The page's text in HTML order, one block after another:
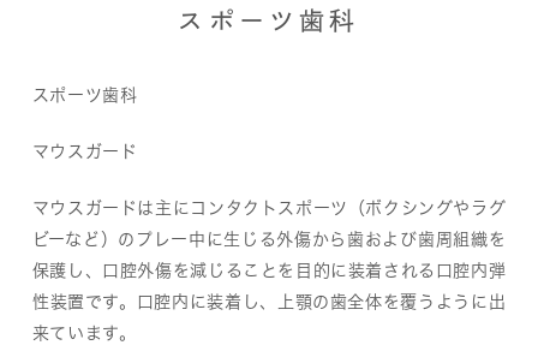
スポーツ歯科
スポーツ歯科
マウスガード
マウスガードは主にコンタクトスポーツ（ボクシングやラグ
ビーなど）のプレー中に生じる外傷から歯および歯周組織を
保護し、口腔外傷を減じることを目的に装着される口腔内弾
性装置です。口腔内に装着し、上顎の歯全体を覆うように出
来ています。